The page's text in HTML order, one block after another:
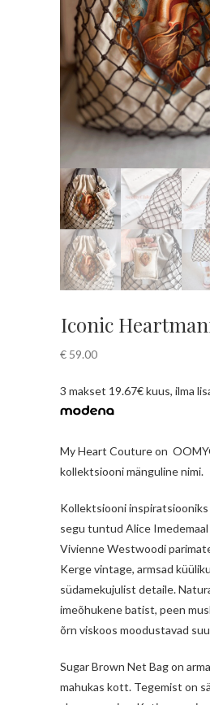
Iconic
€ 59.00
3 makset 19.67€ kuus, ilma
My Heart Couture on
kollektsiooni mänguline nimi.
Kollektsiooni inspiratsiooniks
segu tuntud Alice
Vivienne Westwoodi
Kerge vintage, armsad
südamekujulist detaile.
imeõhukene batist, peen
õrn viskoos moodustavad
Sugar Brown Net Bag on
mahukas kott. Tegemist on